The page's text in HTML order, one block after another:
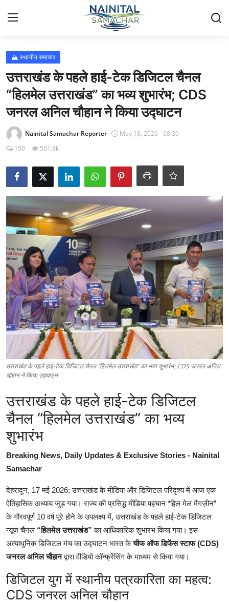
Login
Home
🏔️ स्थानीय समाचार
🗳️ राजनीति
🌍 अंतर्राष्ट्रीय समाचार
💼 व्यापार और अर्थव्यवस्था
🏔️ स्थानीय समाचार
उत्तराखंड के पहले हाई-टेक डिजिटल चैनल
“हिलमेल उत्तराखंड” का भव्य शुभारंभ; CDS
जनरल अनिल चौहान ने किया उद्घाटन
Nainital Samachar Reporter
May 18, 2026 - 08:30
150
501.8k
उत्तराखंड के पहले हाई-टेक डिजिटल चैनल “हिलमेल उत्तराखंड” का भव्य शुभारंभ; CDS जनरल अनिल
चौहान ने किया उद्घाटन
उत्तराखंड के पहले हाई-टेक डिजिटल
चैनल “हिलमेल उत्तराखंड” का भव्य
शुभारंभ
Breaking News, Daily Updates & Exclusive Stories - Nainital
Samachar
देहरादून, 17 मई 2026: उत्तराखंड के मीडिया और डिजिटल परिदृश्य में आज एक
ऐतिहासिक अध्याय जुड़ गया। राज्य की प्रसिद्ध मीडिया पहचान “हिल मेल मैगज़ीन”
के गौरवपूर्ण 10 वर्ष पूरे होने के उपलक्ष्य में, उत्तराखंड के पहले हाई-टेक डिजिटल
न्यूज़ चैनल “हिलमेल उत्तराखंड” का आधिकारिक शुभारंभ किया गया। इस
अत्याधुनिक डिजिटल मंच का उद्घाटन भारत केचीफ ऑफ डिफेंस स्टाफ (CDS)
जनरल अनिल चौहानद्वारा वीडियो कॉन्फ्रेंसिंग के माध्यम से किया गया।
डिजिटल युग में स्थानीय पत्रकारिता का महत्व:
CDS जनरल अनिल चौहान